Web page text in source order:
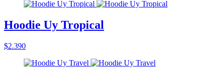
Hoodie Uy Tropical
$2.390